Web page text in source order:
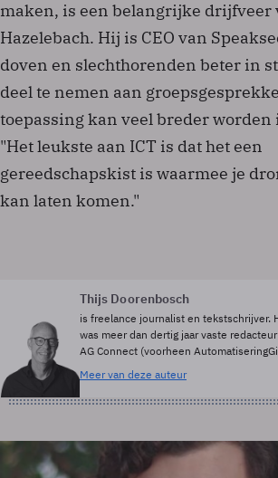
maken, is een belangrijke drijfveer
Hazelebach. Hij is CEO van
doven en slechthorenden beter in
deel te nemen aan
toepassing kan veel breder worden
"Het leukste aan ICT is dat het een
gereedschapskist is waarmee je
kan laten komen."
Thijs Doorenbosch
is freelance journalist en tekstschrijver.
was meer dan dertig jaar vaste
AG Connect (voorheen
Meer van deze auteur